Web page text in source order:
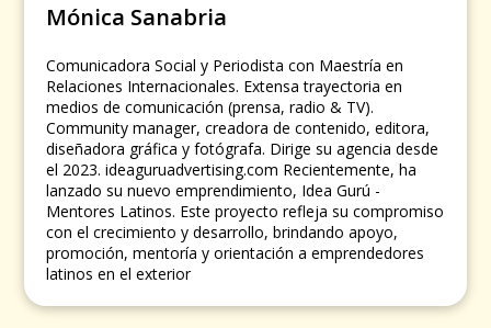
Mónica Sanabria
Comunicadora Social y Periodista con Maestría en
Relaciones Internacionales. Extensa trayectoria en
medios de comunicación (prensa, radio & TV).
Community manager, creadora de contenido, editora,
diseñadora gráfica y fotógrafa. Dirige su agencia desde
el 2023. ideaguruadvertising.com Recientemente, ha
lanzado su nuevo emprendimiento, Idea Gurú -
Mentores Latinos. Este proyecto refleja su compromiso
con el crecimiento y desarrollo, brindando apoyo,
promoción, mentoría y orientación a emprendedores
latinos en el exterior